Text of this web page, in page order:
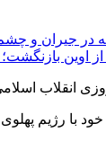
در جیران و
اوین
انقلاب
با رژیم